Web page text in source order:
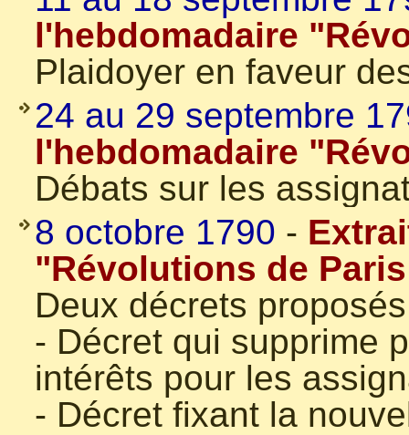
l'hebdomadaire
Plaidoyer en faveur
24 au 29 septembre
l'hebdomadaire
Débats sur les
8 octobre 1790 -
"Révolutions de
Deux décrets
- Décret qui supprime
intérêts pour les
- Décret fixant la